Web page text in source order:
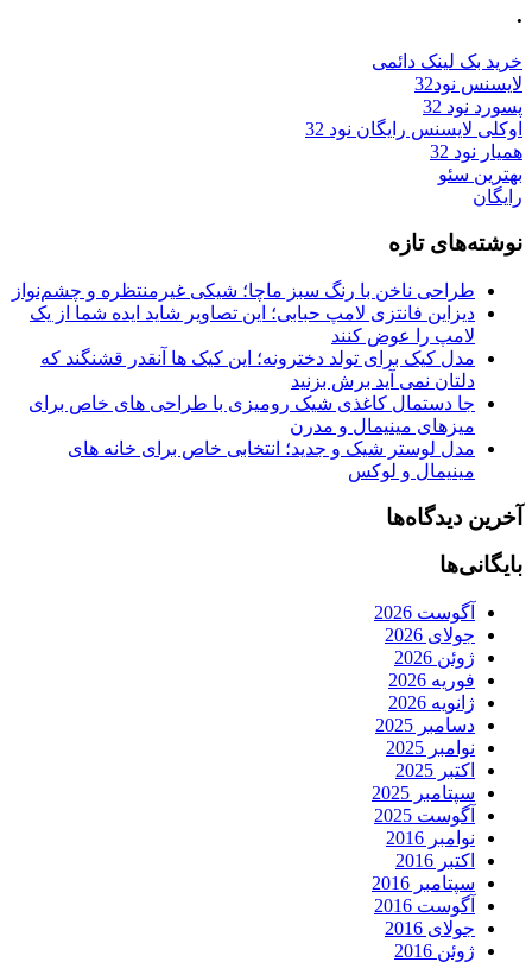
.
خرید بک لینک دائمی
لایسنس نود32
پسورد نود 32
اوکلی لایسنس رایگان نود 32
همیار نود 32
بهترین سئو
رایگان
نوشته‌های تازه
طراحی ناخن با رنگ سبز ماچا؛ شیکی غیرمنتظره و چشم‌نواز
دیزاین فانتزی لامپ حبابی؛ این تصاویر شاید ایده شما از یک
لامپ را عوض کنند
مدل کیک برای تولد دخترونه؛ این کیک ها آنقدر قشنگند که
دلتان نمی آید برش بزنید
جا دستمال کاغذی شیک رومیزی با طراحی های خاص برای
میزهای مینیمال و مدرن
مدل لوستر شیک و جدید؛ انتخابی خاص برای خانه های
مینیمال و لوکس
آخرین دیدگاه‌ها
بایگانی‌ها
آگوست 2026
جولای 2026
ژوئن 2026
فوریه 2026
ژانویه 2026
دسامبر 2025
نوامبر 2025
اکتبر 2025
سپتامبر 2025
آگوست 2025
نوامبر 2016
اکتبر 2016
سپتامبر 2016
آگوست 2016
جولای 2016
ژوئن 2016